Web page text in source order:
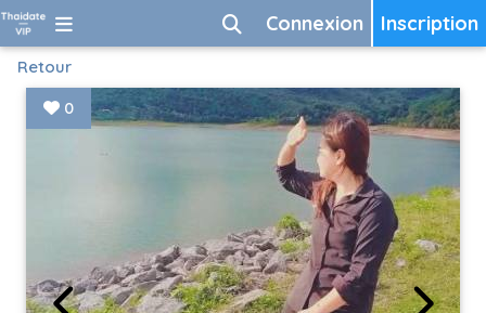
Inscription
Connexion
Retour
0